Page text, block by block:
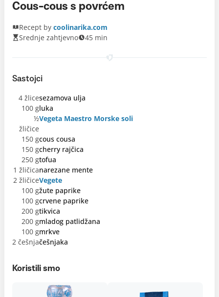
Cous-cous s povrćem
Recept by coolinarika.com
Srednje zahtjevno
45 min
Sastojci
4 žlicesezamova ulja
100 gluka
½
žličice
Vegeta Maestro Morske soli
150 gcous cousa
150 gcherry rajčica
250 gtofua
1 žličicanarezane mente
2 žličiceVegete
100 gžute paprike
100 gcrvene paprike
200 gtikvica
200 gmladog patlidžana
100 gmrkve
2 češnjačešnjaka
Koristili smo